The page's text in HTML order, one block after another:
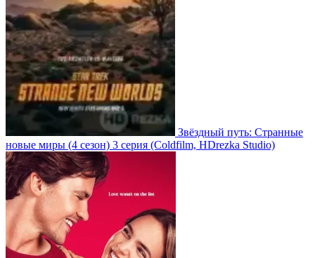
Звёздный путь: Странные
новые миры (4 сезон) 3 серия (Coldfilm, HDrezka Studio)